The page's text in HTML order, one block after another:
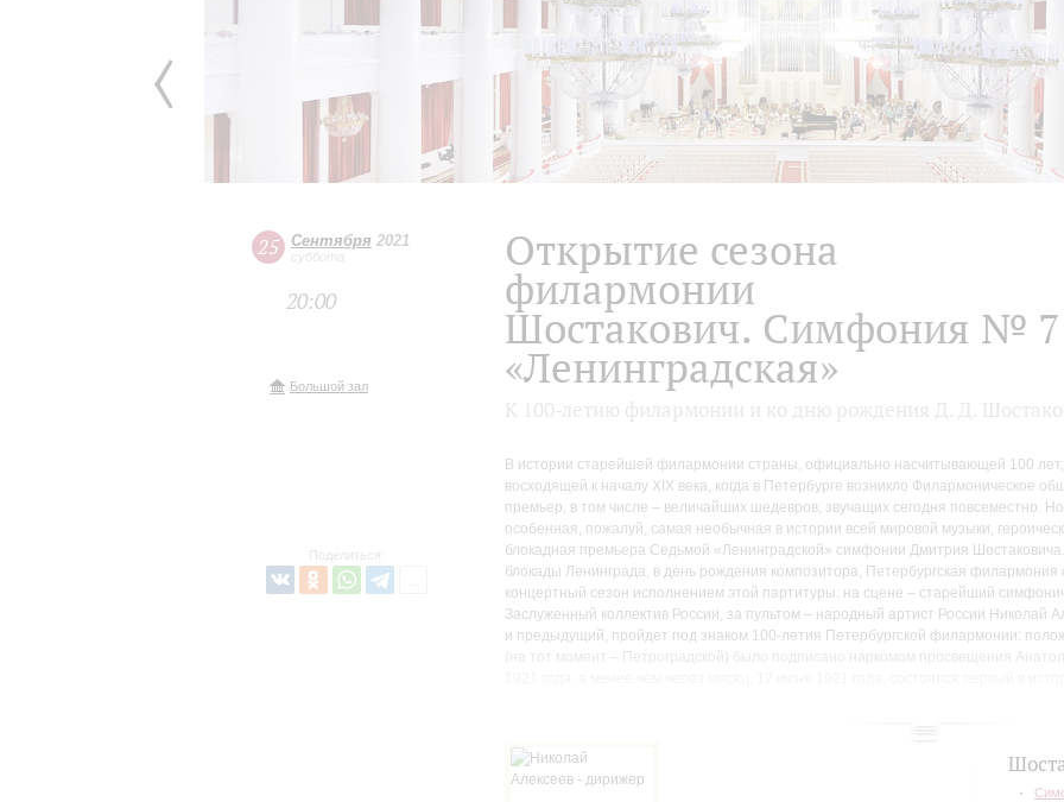
25 Сентября 2021
суббота
20:00
Большой зал
Поделиться:
Открытие сезона
филармонии
Шостакович. Симфония № 7
«Ленинградская»
В истории старейшей филармонии страны, официально насчитывающей 100
восходящей к началу XIX века, когда в Петербурге возникло Филармоническое
премьер, в том числе – величайших шедевров, звучащих сегодня повсеместно.
особенная, пожалуй, самая необычная в истории всей мировой музыки,
блокадная премьера Седьмой «Ленинградской» симфонии Дмитрия
блокады Ленинграда, в день рождения композитора, Петербургская филармония
концертный сезон исполнением этой партитуры: на сцене – старейший
Заслуженный коллектив России, за пультом – народный артист России Николай
и предыдущий, пройдет под знаком 100-летия Петербургской филармонии:
(на тот момент – Петроградской) было подписано наркомом просвещения
Петербурга, филармонии и ее симфонических коллективов: ленинградскую
восемьдесят лет назад ценой невероятных усилий осуществили изможденные